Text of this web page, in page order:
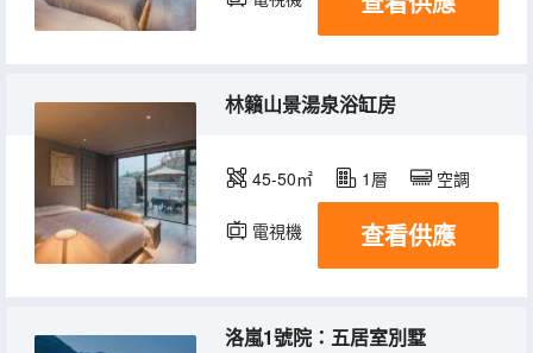
林籟山景湯泉浴缸房
45-50㎡ 1層 空調
電視機 查看供應
洛嵐1號院：五居室別墅